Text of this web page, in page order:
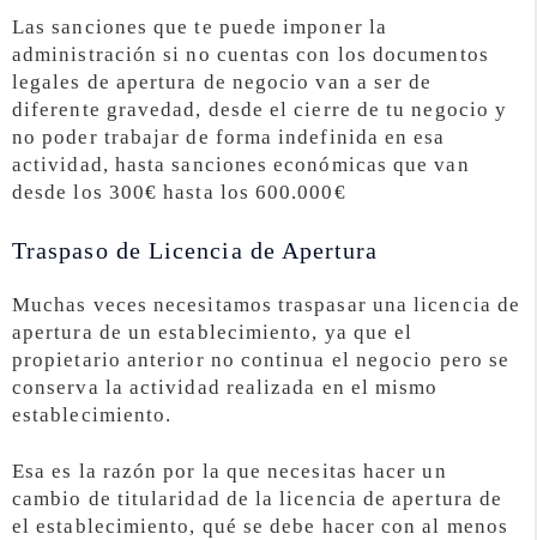
Las sanciones que te puede imponer la
administración si no cuentas con los documentos
legales de apertura de negocio van a ser de
diferente gravedad, desde el cierre de tu negocio y
no poder trabajar de forma indefinida en esa
actividad, hasta sanciones económicas que van
desde los 300€ hasta los 600.000€
Traspaso de Licencia de Apertura
Muchas veces necesitamos traspasar una licencia de
apertura de un establecimiento, ya que el
propietario anterior no continua el negocio pero se
conserva la actividad realizada en el mismo
establecimiento.
Esa es la razón por la que necesitas hacer un
cambio de titularidad de la licencia de apertura de
el establecimiento, qué se debe hacer con al menos